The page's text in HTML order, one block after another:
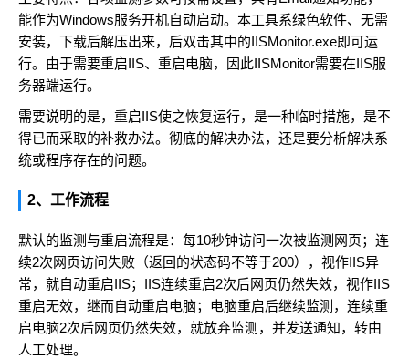
能作为Windows服务开机自动启动。本工具系绿色软件、无需
安装，下载后解压出来，后双击其中的IISMonitor.exe即可运
行。由于需要重启IIS、重启电脑，因此IISMonitor需要在IIS服
务器端运行。
需要说明的是，重启IIS使之恢复运行，是一种临时措施，是不
得已而采取的补救办法。彻底的解决办法，还是要分析解决系
统或程序存在的问题。
2、工作流程
默认的监测与重启流程是：每10秒钟访问一次被监测网页；连
续2次网页访问失败（返回的状态码不等于200），视作IIS异
常，就自动重启IIS；IIS连续重启2次后网页仍然失效，视作IIS
重启无效，继而自动重启电脑；电脑重启后继续监测，连续重
启电脑2次后网页仍然失效，就放弃监测，并发送通知，转由
人工处理。